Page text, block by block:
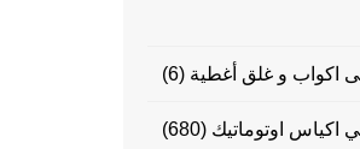
اكواب و غلق أغطية (6)
اكياس اوتوماتيك (680)